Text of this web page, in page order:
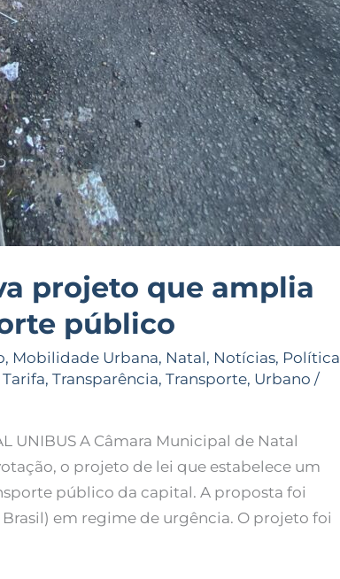
projeto que amplia
público
, Mobilidade Urbana, Natal, Notícias, Política
Tarifa, Transparência, Transporte, Urbano /
UNIBUS A Câmara Municipal de Natal
o projeto de lei que estabelece um
público da capital. A proposta foi
em regime de urgência. O projeto foi